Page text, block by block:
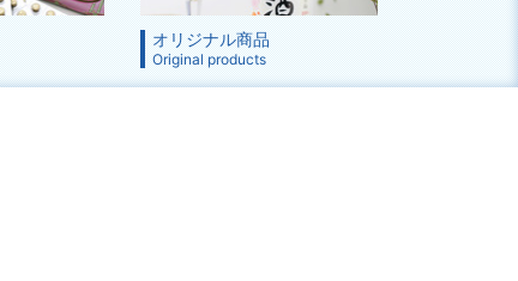
オリジナル商品
Original products